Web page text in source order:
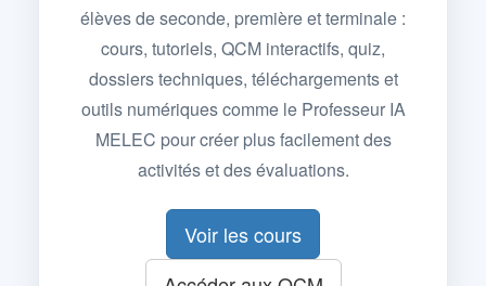
élèves de seconde, première et terminale :
cours, tutoriels, QCM interactifs, quiz,
dossiers techniques, téléchargements et
outils numériques comme le Professeur IA
MELEC pour créer plus facilement des
activités et des évaluations.
Voir les cours